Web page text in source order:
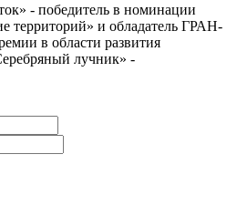
- победитель в номинации
территорий» и обладатель ГРАН-
в области развития
лучник» -